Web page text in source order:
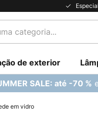
de exterior
SALE: até -70 %
em vidro